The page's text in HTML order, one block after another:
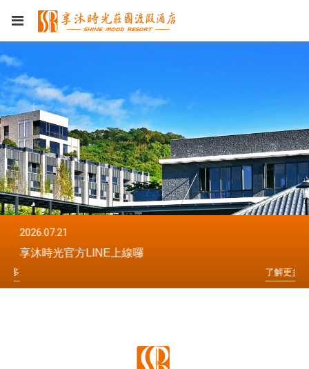
2026.07.21
享沐時光官方LINE上線囉
了解更多